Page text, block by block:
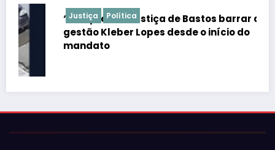
Justiça Política
“É de praxe”: Justiça de Bastos barrar atos da
gestão Kleber Lopes desde o início do
mandato